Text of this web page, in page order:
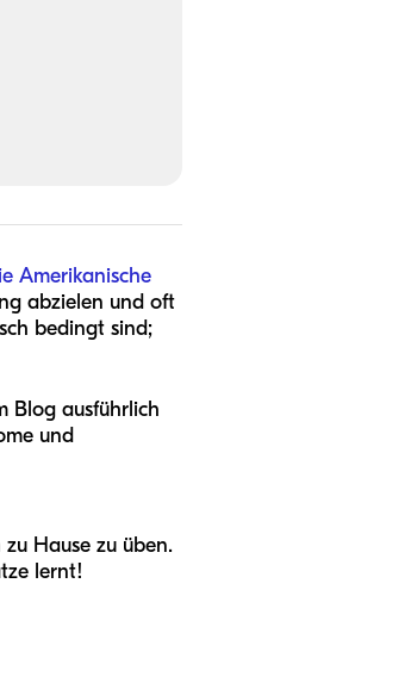
Amerikanische
abzielen und oft
bedingt sind;
Blog ausführlich
und
Hause zu üben.
lernt!